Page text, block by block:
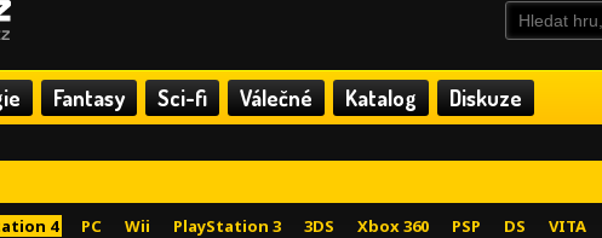
Fantasy Sci-fi Válečné Katalog Diskuze
4 PC Wii PlayStation 3 3DS Xbox 360 PSP DS VITA